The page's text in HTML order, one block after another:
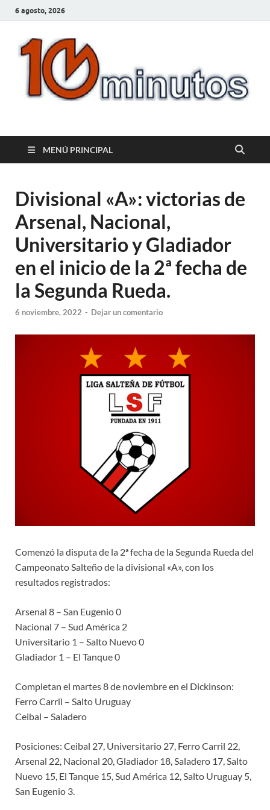
6 agosto, 2026
10minutos.com.uy
MENÚ PRINCIPAL
Divisional «A»: victorias de
Arsenal, Nacional,
Universitario y Gladiador
en el inicio de la 2ª fecha de
la Segunda Rueda.
6 noviembre, 2022 - Dejar un comentario
Comenzó la disputa de la 2ª fecha de la Segunda Rueda del
Campeonato Salteño de la divisional «A», con los
resultados registrados:
Arsenal 8 – San Eugenio 0
Nacional 7 – Sud América 2
Universitario 1 – Salto Nuevo 0
Gladiador 1 – El Tanque 0
Completan el martes 8 de noviembre en el Dickinson:
Ferro Carril – Salto Uruguay
Ceibal – Saladero
Posiciones: Ceibal 27, Universitario 27, Ferro Carril 22,
Arsenal 22, Nacional 20, Gladiador 18, Saladero 17, Salto
Nuevo 15, El Tanque 15, Sud América 12, Salto Uruguay 5,
San Eugenio 3.